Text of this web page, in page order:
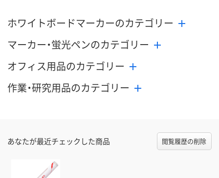
ホワイトボードマーカーのカテゴリー
マーカー・蛍光ペンのカテゴリー
オフィス用品のカテゴリー
作業・研究用品のカテゴリー
あなたが最近チェックした商品 閲覧履歴の削除